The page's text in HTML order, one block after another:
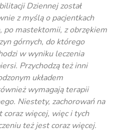
Dziennej został
z myślą o pacjentkach
po mastektomii, z obrzękiem
górnych, do którego
w wyniku leczenia
Przychodzą też inni
układem
wymagają terapii
Niestety, zachorowań na
więcej, więc i tych
też jest coraz więcej.